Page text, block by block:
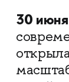
30 июня